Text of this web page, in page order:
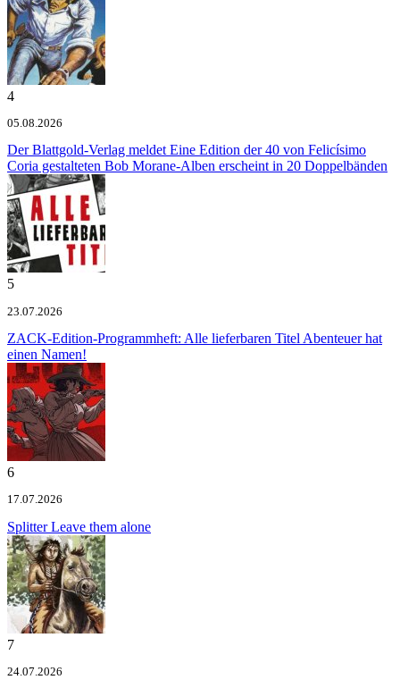
4
05.08.2026
Der Blattgold-Verlag meldet Eine Edition der 40 von Felicísimo
Coria gestalteten Bob Morane-Alben erscheint in 20 Doppelbänden
5
23.07.2026
ZACK-Edition-Programmheft: Alle lieferbaren Titel Abenteuer hat
einen Namen!
6
17.07.2026
SplitterLeave them alone
7
24.07.2026